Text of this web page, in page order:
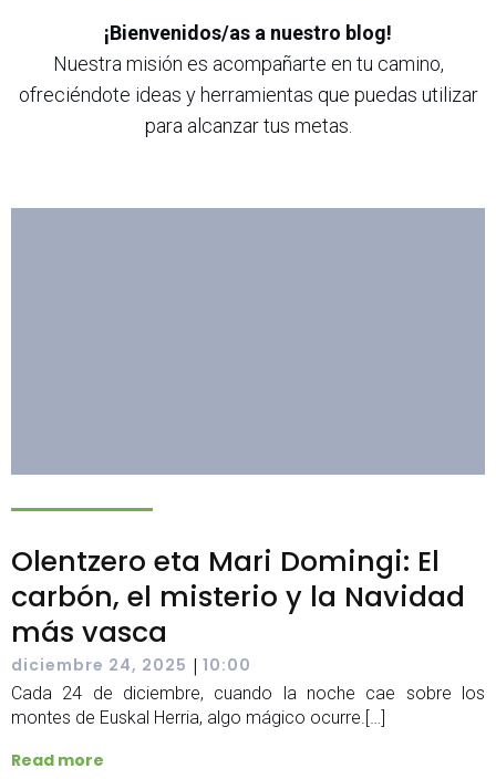
¡Bienvenidos/as a nuestro blog!
Nuestra misión es acompañarte en tu camino,
ofreciéndote ideas y herramientas que puedas utilizar
para alcanzar tus metas.
Olentzero eta Mari Domingi: El
carbón, el misterio y la Navidad
más vasca
diciembre 24, 2025 | 10:00
Cada 24 de diciembre, cuando la noche cae sobre los
montes de Euskal Herria, algo mágico ocurre.[…]
Read more